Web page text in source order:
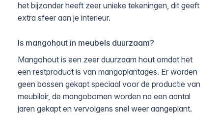
het bijzonder heeft zeer unieke tekeningen, dit geeft
extra sfeer aan je interieur.
Is mangohout in meubels duurzaam?
Mangohout is een zeer duurzaam hout omdat het
een restproduct is van mangoplantages. Er worden
geen bossen gekapt speciaal voor de productie van
meubilair, de mangobomen worden na een aantal
jaren gekapt en vervolgens snel weer aangeplant.